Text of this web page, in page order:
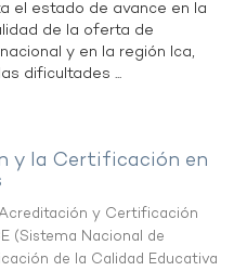
el estado de avance en la
de la oferta de
y en la región Ica,
dificultades ...
y la Certificación en
y Certificación
(Sistema Nacional de
de la Calidad Educativa